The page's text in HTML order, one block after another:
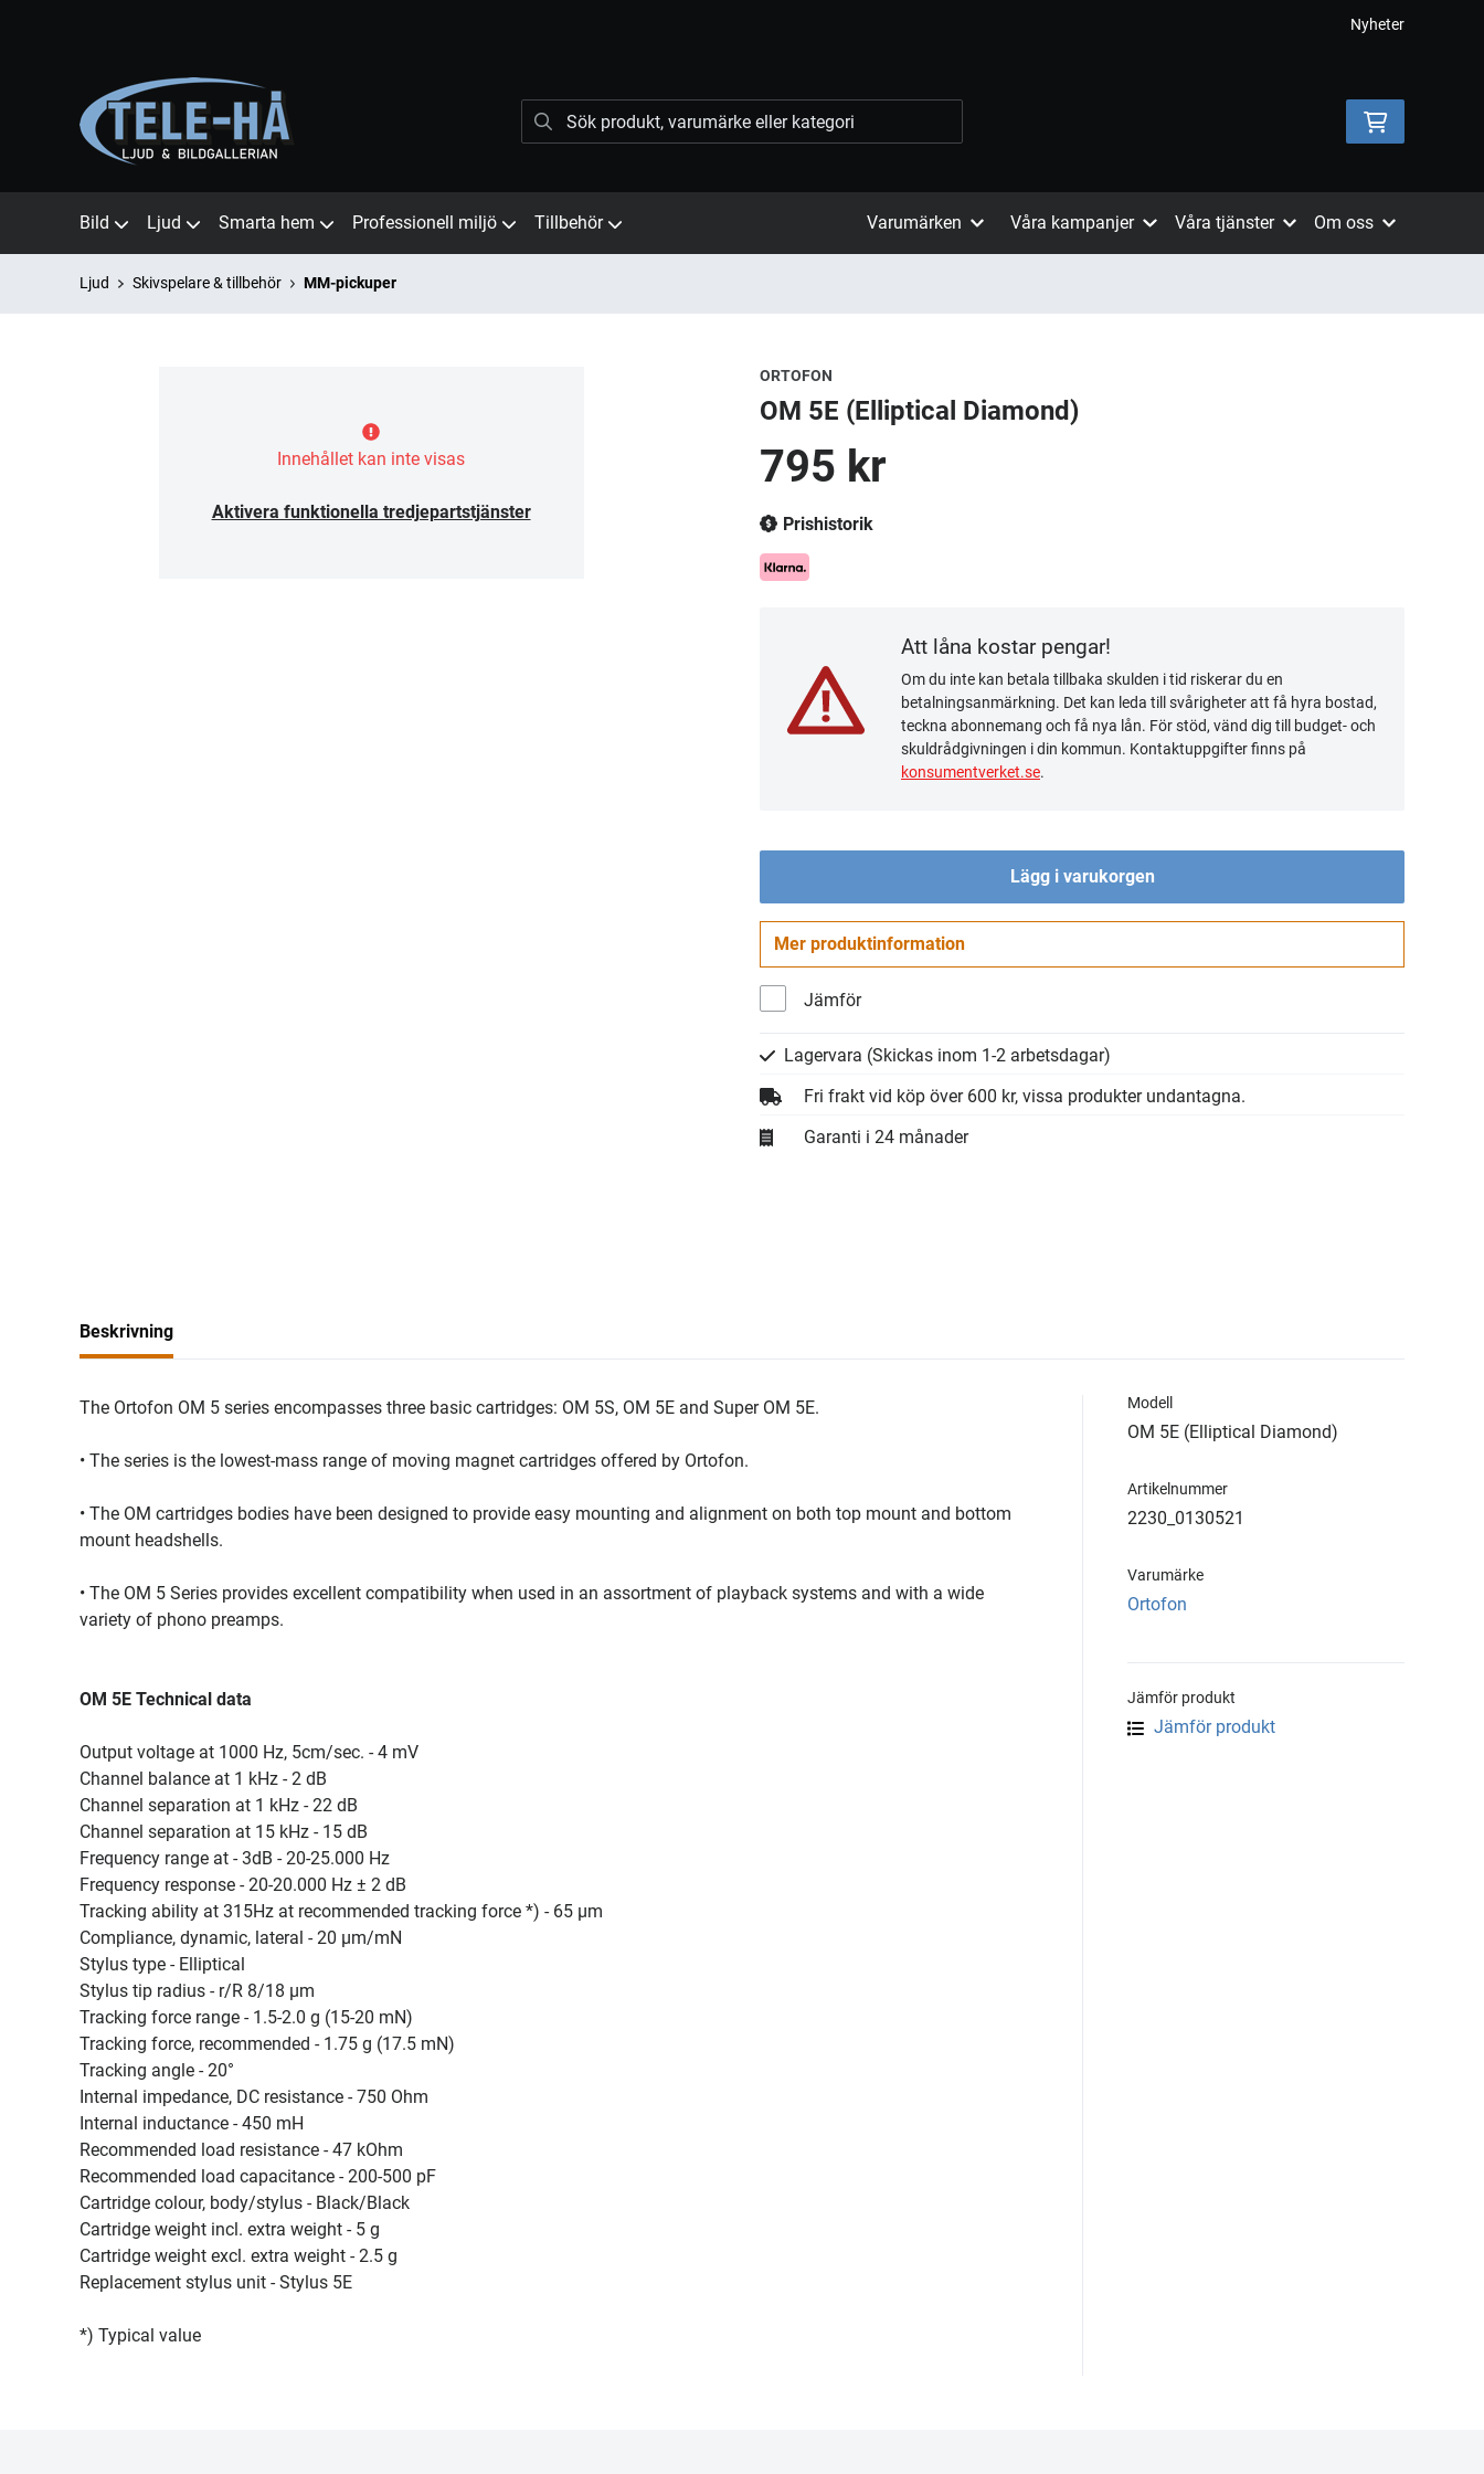
Nyheter
Bild Ljud Smarta hem Professionell miljö Tillbehör Varumärken Våra kampanjer Våra tjänster Om oss
Ljud Skivspelare & tillbehör MM-pickuper
Innehållet kan inte visas
Aktivera funktionella tredjepartstjänster
ORTOFON
OM 5E (Elliptical Diamond)
795 kr
Prishistorik
Att låna kostar pengar!
Om du inte kan betala tillbaka skulden i tid riskerar du en
betalningsanmärkning. Det kan leda till svårigheter att få hyra bostad,
teckna abonnemang och få nya lån. För stöd, vänd dig till budget- och
skuldrådgivningen i din kommun. Kontaktuppgifter finns på
konsumentverket.se.
Lägg i varukorgen
Mer produktinformation
Jämför
Lagervara (Skickas inom 1-2 arbetsdagar)
Fri frakt vid köp över 600 kr, vissa produkter undantagna.
Garanti i 24 månader
Beskrivning
The Ortofon OM 5 series encompasses three basic cartridges: OM 5S, OM 5E and Super OM 5E.
• The series is the lowest-mass range of moving magnet cartridges offered by Ortofon.
• The OM cartridges bodies have been designed to provide easy mounting and alignment on both top mount and bottom
mount headshells.
• The OM 5 Series provides excellent compatibility when used in an assortment of playback systems and with a wide
variety of phono preamps.
OM 5E Technical data
Output voltage at 1000 Hz, 5cm/sec. - 4 mV
Channel balance at 1 kHz - 2 dB
Channel separation at 1 kHz - 22 dB
Channel separation at 15 kHz - 15 dB
Frequency range at - 3dB - 20-25.000 Hz
Frequency response - 20-20.000 Hz ± 2 dB
Tracking ability at 315Hz at recommended tracking force *) - 65 µm
Compliance, dynamic, lateral - 20 µm/mN
Stylus type - Elliptical
Stylus tip radius - r/R 8/18 µm
Tracking force range - 1.5-2.0 g (15-20 mN)
Tracking force, recommended - 1.75 g (17.5 mN)
Tracking angle - 20°
Internal impedance, DC resistance - 750 Ohm
Internal inductance - 450 mH
Recommended load resistance - 47 kOhm
Recommended load capacitance - 200-500 pF
Cartridge colour, body/stylus - Black/Black
Cartridge weight incl. extra weight - 5 g
Cartridge weight excl. extra weight - 2.5 g
Replacement stylus unit - Stylus 5E
*) Typical value
Modell
OM 5E (Elliptical Diamond)
Artikelnummer
2230_0130521
Varumärke
Ortofon
Jämför produkt
Jämför produkt